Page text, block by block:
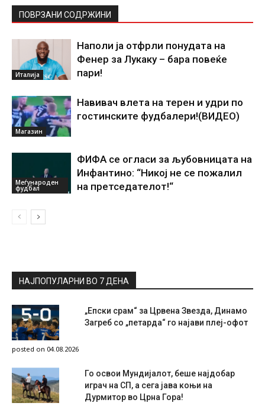
ПОВРЗАНИ СОДРЖИНИ
Италија
Наполи ја отфрли понудата на
Фенер за Лукаку – бара повеќе
пари!
Магазин
Навивач влета на терен и удри по
гостинските фудбалери!(ВИДЕО)
Меѓународен
фудбал
ФИФА се огласи за љубовницата на
Инфантино: “Никој не се пожалил
на претседателот!“
НАЈПОПУЛАРНИ ВО 7 ДЕНА
„Епски срам“ за Црвена Звезда, Динамо
Загреб со „петарда“ го најави плеј-офот
posted on 04.08.2026
Го освои Мундијалот, беше најдобар
играч на СП, а сега јава коњи на
Дурмитор во Црна Гора!